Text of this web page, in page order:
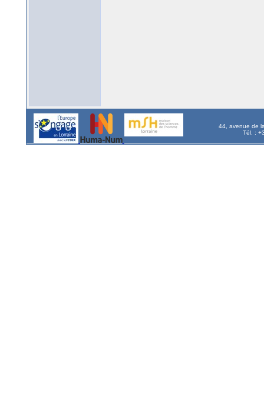
44, avenue de
Tél. :